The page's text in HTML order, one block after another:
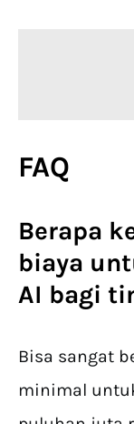
FAQ
Berapa
biaya
AI bagi
Bisa sangat
minimal